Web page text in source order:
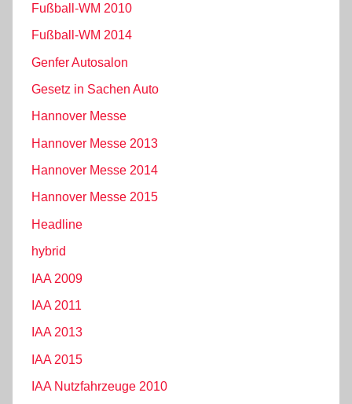
Fußball-WM 2010
Fußball-WM 2014
Genfer Autosalon
Gesetz in Sachen Auto
Hannover Messe
Hannover Messe 2013
Hannover Messe 2014
Hannover Messe 2015
Headline
hybrid
IAA 2009
IAA 2011
IAA 2013
IAA 2015
IAA Nutzfahrzeuge 2010